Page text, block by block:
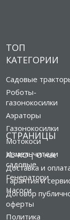
ТОП
КАТЕГОРИИ
Садовые
Роботы-
газонокосилки
Аэраторы
Газонокосилки
Мотокоси
Измельчители
садовые
Генератори
Насоси
СТРАНИЦЫ
AL-KO | О нас
Доставка и
Гарантия и
Договор
оферты
Политика